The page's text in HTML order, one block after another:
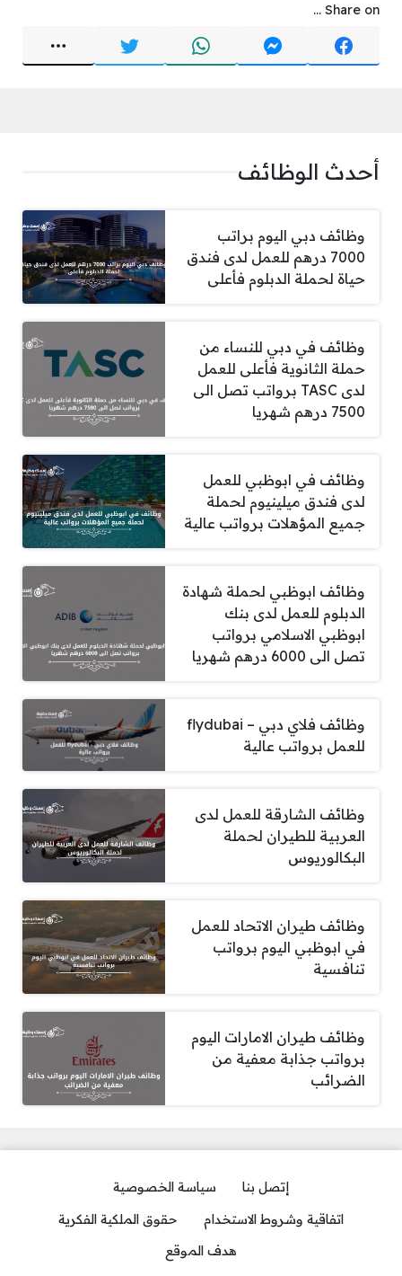
Share on ...
أحدث الوظائف
وظائف دبي اليوم براتب
7000 درهم للعمل لدى فندق
حياة لحملة الدبلوم فأعلى
وظائف في دبي للنساء من
حملة الثانوية فأعلى للعمل
لدى TASC برواتب تصل الى
7500 درهم شهريا
وظائف في ابوظبي للعمل
لدى فندق ميلينيوم لحملة
جميع المؤهلات برواتب عالية
وظائف ابوظبي لحملة شهادة
الدبلوم للعمل لدى بنك
ابوظبي الاسلامي برواتب
تصل الى 6000 درهم شهريا
وظائف فلاي دبي – flydubai
للعمل برواتب عالية
وظائف الشارقة للعمل لدى
العربية للطيران لحملة
البكالوريوس
وظائف طيران الاتحاد للعمل
في ابوظبي اليوم برواتب
تنافسية
وظائف طيران الامارات اليوم
برواتب جذابة معفية من
الضرائب
إتصل بنا
سياسة الخصوصية
اتفاقية وشروط الاستخدام
حقوق الملكية الفكرية
هدف الموقع